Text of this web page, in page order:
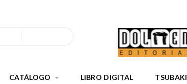
CATÁLOGO LIBRO DIGITAL TSUBAKI